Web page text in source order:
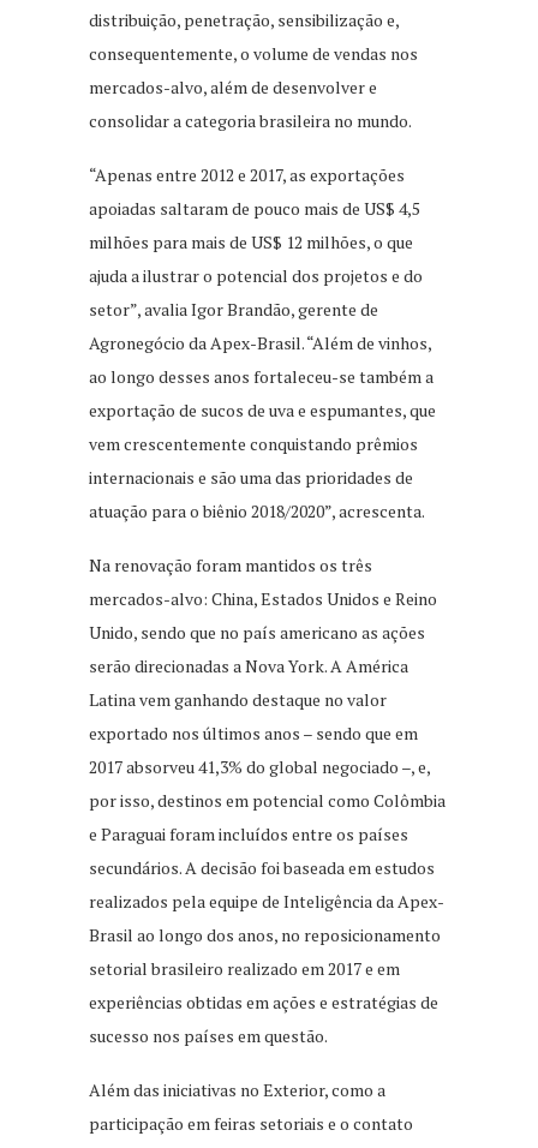
distribuição, penetração, sensibilização e,
consequentemente, o volume de vendas nos
mercados-alvo, além de desenvolver e
consolidar a categoria brasileira no mundo.
“Apenas entre 2012 e 2017, as exportações
apoiadas saltaram de pouco mais de US$ 4,5
milhões para mais de US$ 12 milhões, o que
ajuda a ilustrar o potencial dos projetos e do
setor”, avalia Igor Brandão, gerente de
Agronegócio da Apex-Brasil. “Além de vinhos,
ao longo desses anos fortaleceu-se também a
exportação de sucos de uva e espumantes, que
vem crescentemente conquistando prêmios
internacionais e são uma das prioridades de
atuação para o biênio 2018/2020”, acrescenta.
Na renovação foram mantidos os três
mercados-alvo: China, Estados Unidos e Reino
Unido, sendo que no país americano as ações
serão direcionadas a Nova York. A América
Latina vem ganhando destaque no valor
exportado nos últimos anos – sendo que em
2017 absorveu 41,3% do global negociado –, e,
por isso, destinos em potencial como Colômbia
e Paraguai foram incluídos entre os países
secundários. A decisão foi baseada em estudos
realizados pela equipe de Inteligência da Apex-
Brasil ao longo dos anos, no reposicionamento
setorial brasileiro realizado em 2017 e em
experiências obtidas em ações e estratégias de
sucesso nos países em questão.
Além das iniciativas no Exterior, como a
participação em feiras setoriais e o contato